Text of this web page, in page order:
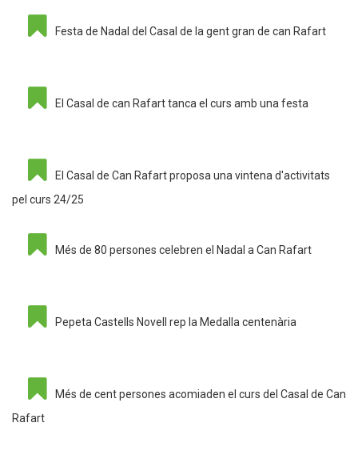
Festa de Nadal del Casal de la gent gran de can Rafart
El Casal de can Rafart tanca el curs amb una festa
El Casal de Can Rafart proposa una vintena d'activitats
pel curs 24/25
Més de 80 persones celebren el Nadal a Can Rafart
Pepeta Castells Novell rep la Medalla centenària
Més de cent persones acomiaden el curs del Casal de Can
Rafart